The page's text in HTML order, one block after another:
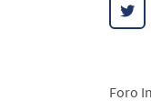
Foro